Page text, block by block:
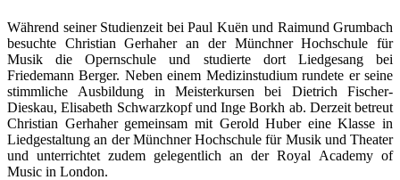
Während seiner Studienzeit bei Paul Kuën und Raimund Grumbach
besuchte Christian Gerhaher an der Münchner Hochschule für
Musik die Opernschule und studierte dort Liedgesang bei
Friedemann Berger. Neben einem Medizinstudium rundete er seine
stimmliche Ausbildung in Meisterkursen bei Dietrich Fischer-
Dieskau, Elisabeth Schwarzkopf und Inge Borkh ab. Derzeit betreut
Christian Gerhaher gemeinsam mit Gerold Huber eine Klasse in
Liedgestaltung an der Münchner Hochschule für Musik und Theater
und unterrichtet zudem gelegentlich an der Royal Academy of
Music in London.